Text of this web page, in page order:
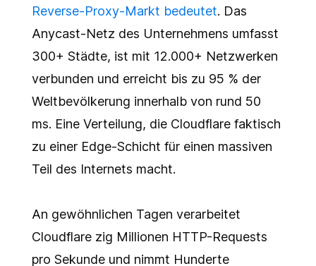
Reverse-Proxy-Markt bedeutet. Das
Anycast-Netz des Unternehmens umfasst
300+ Städte, ist mit 12.000+ Netzwerken
verbunden und erreicht bis zu 95 % der
Weltbevölkerung innerhalb von rund 50
ms. Eine Verteilung, die Cloudflare faktisch
zu einer Edge-Schicht für einen massiven
Teil des Internets macht.
An gewöhnlichen Tagen verarbeitet
Cloudflare zig Millionen HTTP-Requests
pro Sekunde und nimmt Hunderte